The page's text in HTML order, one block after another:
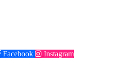
Facebook Instagram